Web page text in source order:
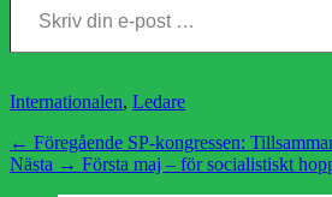
Kategorier
Internationalen, Ledare
Inläggsnavigering
← Föregående Föregående
inlägg:
SP-kongressen:
Nästa → Nästa
Första maj – för socialistiskt